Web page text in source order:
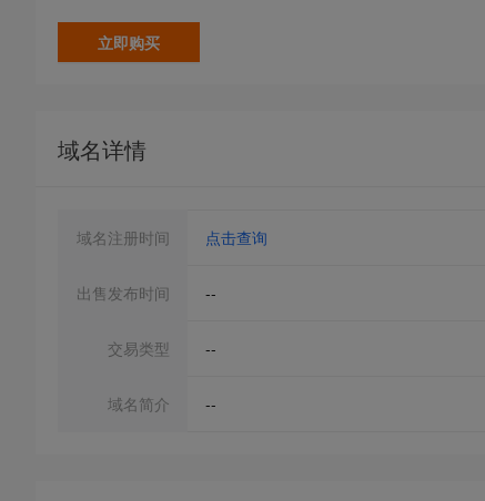
立即购买
域名详情
域名注册时间 点击查询
出售发布时间 --
交易类型 --
域名简介 --